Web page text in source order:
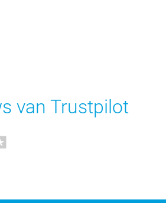
van Trustpilot